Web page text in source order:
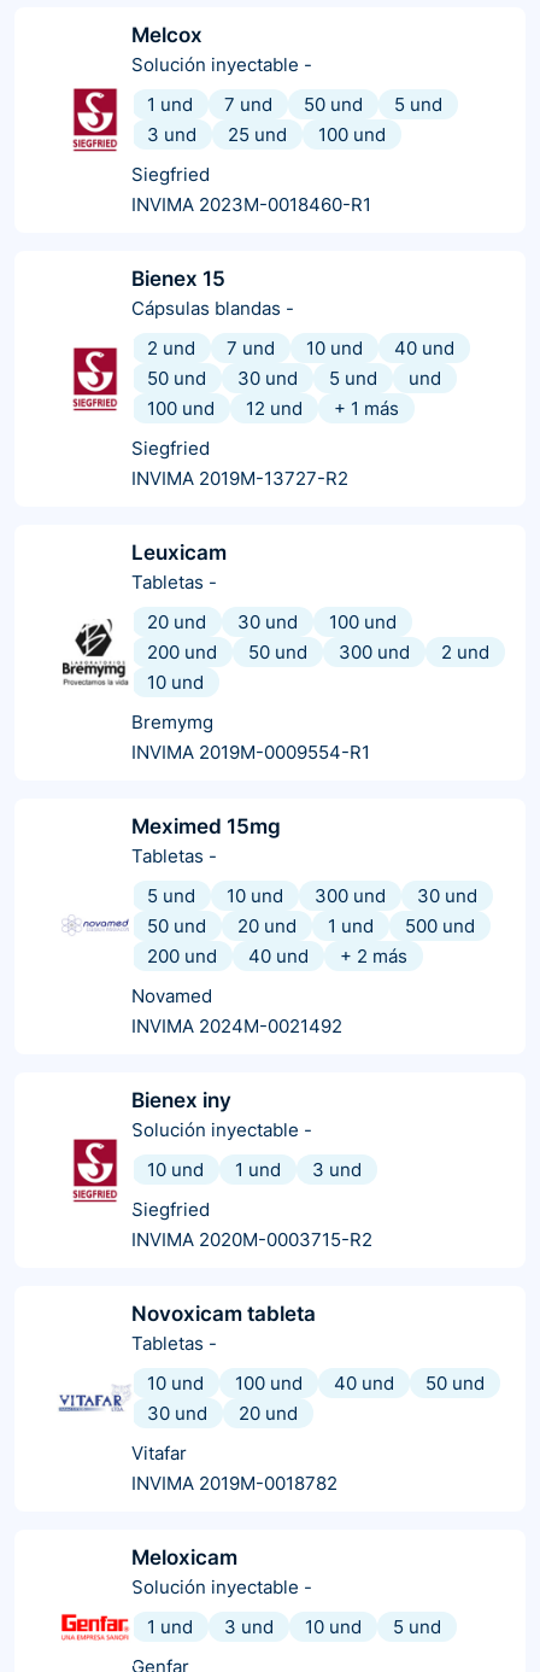
Melcox
Solución inyectable -
1 und
7 und 50 und
5 und
3 und
25 und
100 und
Siegfried
INVIMA 2023M-0018460-R1
Bienex 15
Cápsulas blandas -
2 und
7 und 10 und
40 und
50 und
30 und 5 und
und
100 und
12 und + 1 más
Siegfried
INVIMA 2019M-13727-R2
Leuxicam
Tabletas -
20 und
30 und
100 und
200 und
50 und 300 und
2 und
10 und
Bremymg
INVIMA 2019M-0009554-R1
Meximed 15mg
Tabletas -
5 und
10 und 300 und
30 und
50 und
20 und 1 und
500 und
200 und
40 und + 2 más
Novamed
INVIMA 2024M-0021492
Bienex iny
Solución inyectable -
10 und
1 und
3 und
Siegfried
INVIMA 2020M-0003715-R2
Novoxicam tableta
Tabletas -
10 und
100 und 40 und
50 und
30 und
20 und
Vitafar
INVIMA 2019M-0018782
Meloxicam
Solución inyectable -
1 und
3 und 10 und
5 und
Genfar